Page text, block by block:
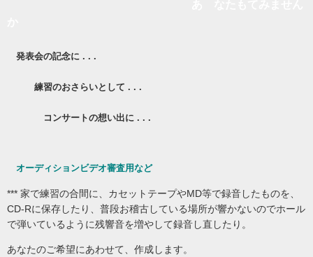
発表会の記念に . . .
練習のおさらいとして . . .
コンサートの想い出に . . .
オーディションビデオ審査用など
*** 家で練習の合間に、カセットテープやMD等で録音したものを、
CD-Rに保存したり、普段お稽古している場所が響かないのでホール
で弾いているように残響音を増やして録音し直したり。
あなたのご希望にあわせて、作成します。